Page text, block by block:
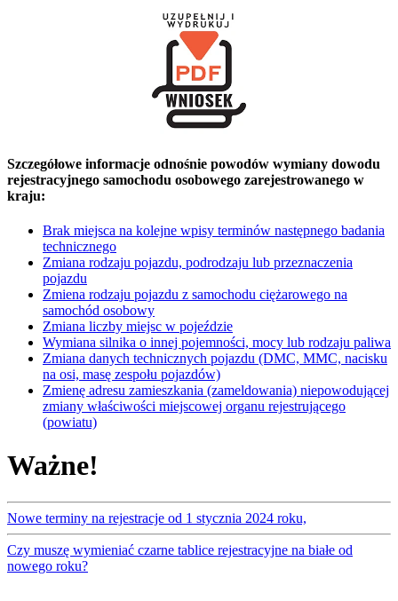
Szczegółowe informacje odnośnie powodów wymiany dowodu
rejestracyjnego samochodu osobowego zarejestrowanego w
kraju:
Brak miejsca na kolejne wpisy terminów następnego badania
technicznego
Zmiana rodzaju pojazdu, podrodzaju lub przeznaczenia
pojazdu
Zmiena rodzaju pojazdu z samochodu ciężarowego na
samochód osobowy
Zmiana liczby miejsc w pojeździe
Wymiana silnika o innej pojemności, mocy lub rodzaju paliwa
Zmiana danych technicznych pojazdu (DMC, MMC, nacisku
na osi, masę zespołu pojazdów)
Zmienę adresu zamieszkania (zameldowania) niepowodującej
zmiany właściwości miejscowej organu rejestrującego
(powiatu)
Ważne!
Nowe terminy na rejestracje od 1 stycznia 2024 roku,
Czy muszę wymieniać czarne tablice rejestracyjne na białe od
nowego roku?